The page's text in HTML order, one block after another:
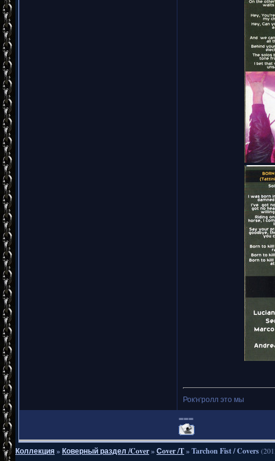
Рок'н'ролл это мы
===
Коллекция»Коверный раздел /Cover»Сover /T»Tarchon Fist / Covers